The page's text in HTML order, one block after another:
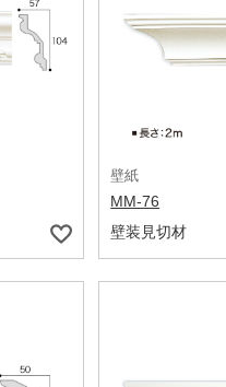
壁紙
MM-76
壁装見切材